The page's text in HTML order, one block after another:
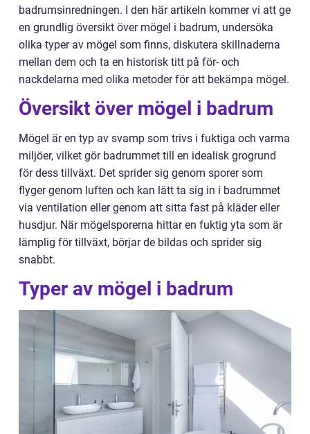
badrumsinredningen. I den här artikeln kommer vi att ge
en grundlig översikt över mögel i badrum, undersöka
olika typer av mögel som finns, diskutera skillnaderna
mellan dem och ta en historisk titt på för- och
nackdelarna med olika metoder för att bekämpa mögel.
Översikt över mögel i badrum
Mögel är en typ av svamp som trivs i fuktiga och varma
miljöer, vilket gör badrummet till en idealisk grogrund
för dess tillväxt. Det sprider sig genom sporer som
flyger genom luften och kan lätt ta sig in i badrummet
via ventilation eller genom att sitta fast på kläder eller
husdjur. När mögelsporerna hittar en fuktig yta som är
lämplig för tillväxt, börjar de bildas och sprider sig
snabbt.
Typer av mögel i badrum